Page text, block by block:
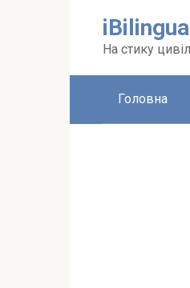
iBilingua
На стику
Головна